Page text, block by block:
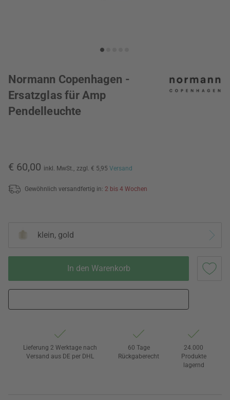
Normann Copenhagen -
Ersatzglas für Amp
Pendelleuchte
€ 60,00 inkl. MwSt., zzgl. € 5,95 Versand
Gewöhnlich versandfertig in: 2 bis 4 Wochen
klein, gold
In den Warenkorb
Lieferung 2 Werktage nach
Versand aus DE per DHL
60 Tage
Rückgaberecht
24.000
Produkte
lagernd